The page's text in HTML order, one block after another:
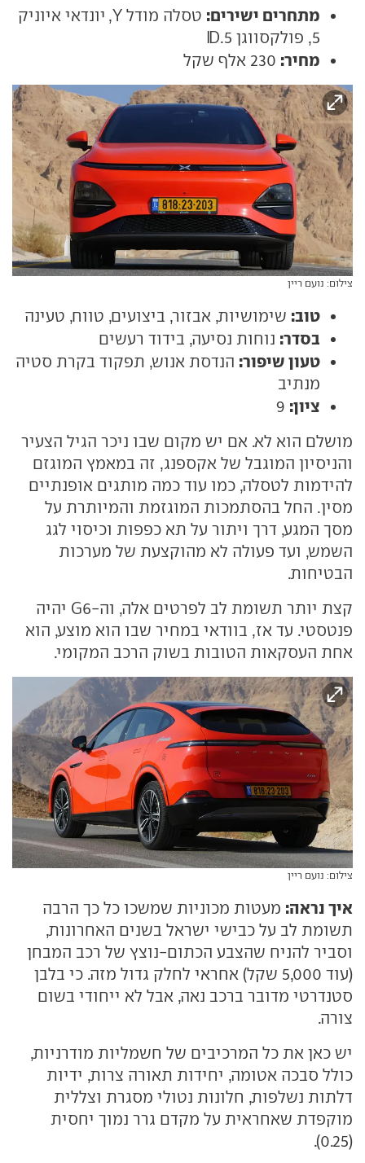
מתחרים ישירים:
טסלה מודל Y, יונדאי איוניק
5, פולקסווגן ID.5
מחיר:
צילום: נועם ריין
טוב: שימושיות, אבזור, ביצועים, טווח, טעינה
בסדר: נוחות נסיעה, בידוד רעשים
טעון שיפור: הנדסת אנוש, תפקוד בקרת סטיה
מנתיב
ציון:
מושלם הוא לא. אם יש מקום שבו ניכר הגיל הצעיר
והניסיון המוגבל של אקספנג, זה במאמץ המוגזם
להידמות לטסלה, כמו עוד כמה מותגים אופנתיים
מסין. החל בהסתמכות המוגזמת והמיותרת על
מסך המגע, דרך ויתור על תא כפפות וכיסוי לגג
השמש, ועד פעולה לא מהוקצעת של מערכות
הבטיחות.
קצת יותר תשומת לב לפרטים אלה, וה-G6 יהיה
פנטסטי. עד אז, בוודאי במחיר שבו הוא מוצע, הוא
אחת העסקאות הטובות בשוק הרכב המקומי.
צילום: נועם ריין
איך נראה: מעטות מכוניות שמשכו כל כך הרבה
תשומת לב על כבישי ישראל בשנים האחרונות,
וסביר להניח שהצבע הכתום-נוצץ של רכב המבחן
(עוד 5,000 שקל) אחראי לחלק גדול מזה. כי בלבן
סטנדרטי מדובר ברכב נאה, אבל לא ייחודי בשום
צורה.
יש כאן את כל המרכיבים של חשמליות מודרניות,
כולל סבכה אטומה, יחידות תאורה צרות, ידיות
דלתות נשלפות, חלונות נטולי מסגרת וצללית
מוקפדת שאחראית על מקדם גרר נמוך יחסית
(0.25).